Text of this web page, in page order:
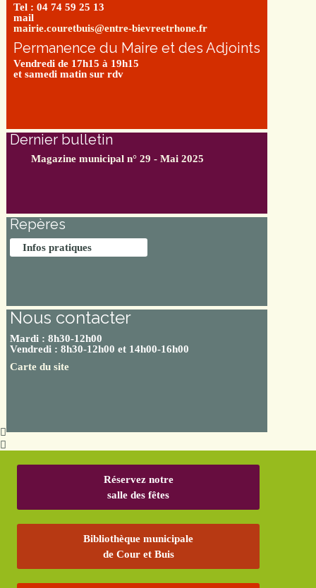
Tel : 04 74 59 25 13
mail
mairie.couretbuis@entre-bievreetrhone.fr
Permanence du Maire et des Adjoints
Vendredi de 17h15 à 19h15
et samedi matin sur rdv
Dernier bulletin
Magazine municipal n° 29 - Mai 2025
Repères
Infos pratiques
Nous contacter
Mardi : 8h30-12h00
Vendredi : 8h30-12h00 et 14h00-16h00
Carte du site
Réservez notre
salle des fêtes
Bibliothèque municipale
de Cour et Buis